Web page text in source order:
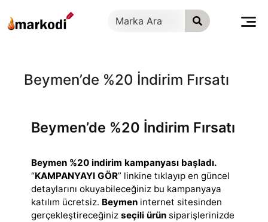
geç
Beymen’de %20 İndirim Fırsatı
Beymen’de %20 İndirim Fırsatı
Beymen %20 indirim kampanyası başladı.
“KAMPANYAYI GÖR” linkine tıklayıp en güncel
detaylarını okuyabileceğiniz bu kampanyaya
katılım ücretsiz. Beymen internet sitesinden
gerçekleştireceğiniz seçili ürün siparişlerinizde